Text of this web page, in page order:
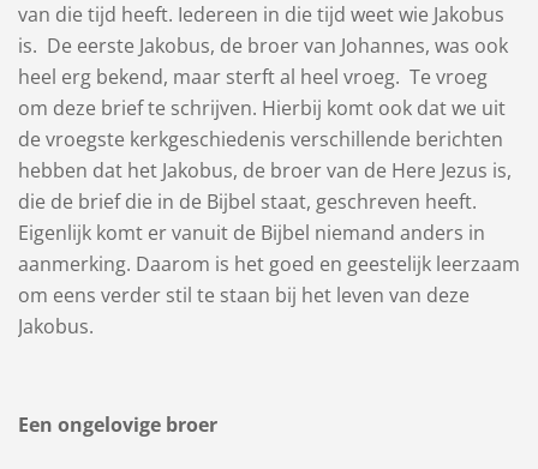
van die tijd heeft. Iedereen in die tijd weet wie Jakobus
is. De eerste Jakobus, de broer van Johannes, was ook
heel erg bekend, maar sterft al heel vroeg. Te vroeg
om deze brief te schrijven. Hierbij komt ook dat we uit
de vroegste kerkgeschiedenis verschillende berichten
hebben dat het Jakobus, de broer van de Here Jezus is,
die de brief die in de Bijbel staat, geschreven heeft.
Eigenlijk komt er vanuit de Bijbel niemand anders in
aanmerking. Daarom is het goed en geestelijk leerzaam
om eens verder stil te staan bij het leven van deze
Jakobus.
Een ongelovige broer